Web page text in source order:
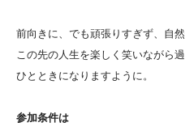
前向きに、でも頑張りすぎず、自
この先の人生を楽しく笑いながら
ひとときになりますように。
参加条件は